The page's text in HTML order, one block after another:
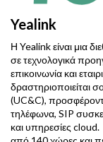
Yealink
Η Yealink είναι μια
σε τεχνολογικά
επικοινωνία και
δραστηριοποιείται
(UC&C),
τηλέφωνα, SIP
και υπηρεσίες cloud.